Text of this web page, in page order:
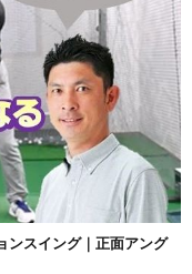
ンスイング｜正面アング